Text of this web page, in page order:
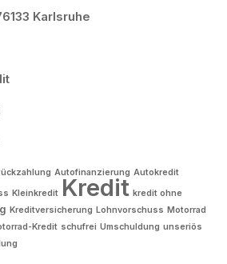
Karlsruhe
Autofinanzierung Autokredit
Kleinkredit Kredit kredit ohne
Kreditversicherung Lohnvorschuss Motorrad
Kredit schufrei Umschuldung unseriös